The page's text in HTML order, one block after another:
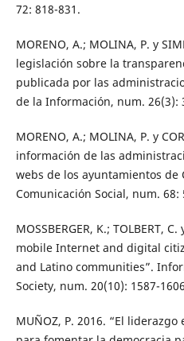
72: 818-831.
MORENO, A.; MOLINA, P. y
legislación sobre la
publicada por las
de la Información, num. 26(3):
MORENO, A.; MOLINA, P. y
información de las
webs de los ayuntamientos de
Comunicación Social, num. 68:
MOSSBERGER, K.; TOLBERT,
mobile Internet and digital
and Latino communities”.
Society, num. 20(10): 1587-
MUÑOZ, P. 2016. “El